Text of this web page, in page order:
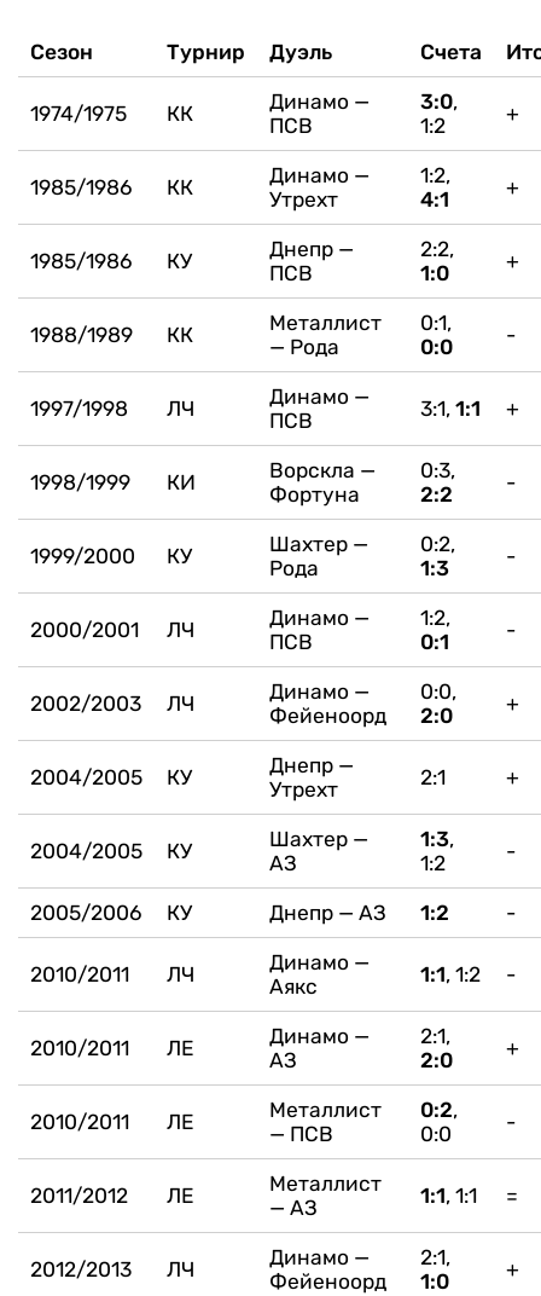
Сезон Турнир Дуэль Счета
1974/1975 КК
Динамо —
ПСВ
3:0,
1:2
+
1985/1986 КК
Динамо —
Утрехт
1:2,
4:1
+
1985/1986 КУ
Днепр —
ПСВ
2:2,
1:0
+
1988/1989 КК
Металлист
— Рода
0:1,
0:0
-
1997/1998 ЛЧ
Динамо —
ПСВ
3:1, 1:1 +
1998/1999 КИ
Ворскла —
Фортуна
0:3,
2:2
-
1999/2000 КУ
Шахтер —
Рода
0:2,
1:3
-
2000/2001 ЛЧ
Динамо —
ПСВ
1:2,
0:1
-
2002/2003 ЛЧ
Динамо —
Фейеноорд
0:0,
2:0
+
2004/2005 КУ
Днепр —
Утрехт
2:1 +
2004/2005 КУ
Шахтер —
АЗ
1:3,
1:2
-
2005/2006 КУ Днепр — АЗ 1:2 -
2010/2011 ЛЧ
Динамо —
Аякс
1:1, 1:2 -
2010/2011 ЛЕ
Динамо —
АЗ
2:1,
2:0
+
2010/2011 ЛЕ
Металлист
— ПСВ
0:2,
0:0
-
2011/2012 ЛЕ
Металлист
— АЗ
1:1, 1:1 =
2012/2013 ЛЧ
Динамо —
Фейеноорд
2:1,
1:0
+